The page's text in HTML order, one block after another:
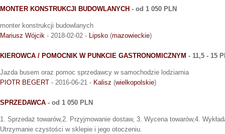
MONTER KONSTRUKCJI BUDOWLANYCH - od 1 050 PLN
monter konstrukcji budowlanych
Mariusz Wójcik - 2018-02-02 - Lipsko (mazowieckie)
KIEROWCA / POMOCNIK W PUNKCIE GASTRONOMICZNYM - 11,5 - 15
Jazda busem oraz pomoc sprzedawcy w samochodzie lodziarnia
PIOTR BEGERT - 2016-06-21 - Kalisz (wielkopolskie)
SPRZEDAWCA - od 1 050 PLN
1. Sprzedaż towarów,2. Przyjmowanie dostaw, 3. Wycena towarów,4.
Utrzymanie czystości w sklepie i jego otoczeniu.